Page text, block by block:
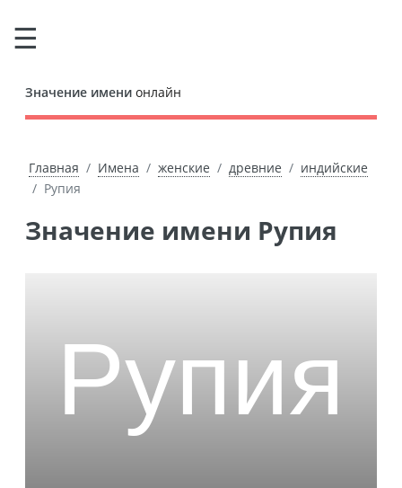
Значение имени онлайн
Главная Имена женские древние
индийские
Рупия
Значение имени Рупия